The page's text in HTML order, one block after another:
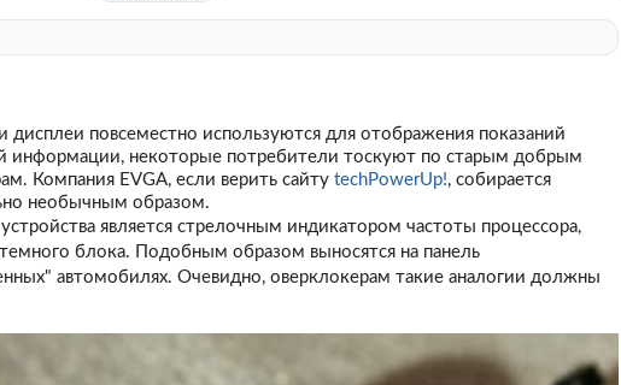
дисплеи повсеместно используются для отображения показаний
информации, некоторые потребители тоскуют по старым добрым
Компания EVGA, если верить сайту techPowerUp!, собирается
необычным образом.
является стрелочным индикатором частоты процессора,
блока. Подобным образом выносятся на панель
автомобилях. Очевидно, оверклокерам такие аналогии должны